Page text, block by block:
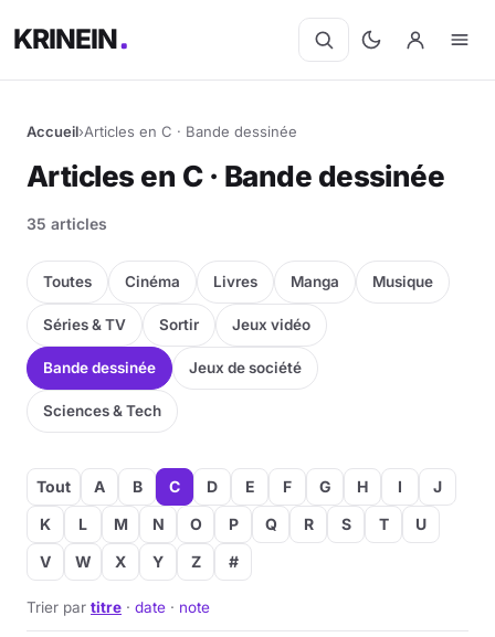
KRINEIN
Accueil›Articles en C · Bande dessinée
Articles en C · Bande dessinée
35 articles
Toutes Cinéma Livres Manga Musique
Séries & TV Sortir Jeux vidéo
Bande dessinée Jeux de société
Sciences & Tech
Tout A B C D E F G H I
J
K
L M N O P Q R S T
U
V
W X Y Z #
Trier par titre · date · note